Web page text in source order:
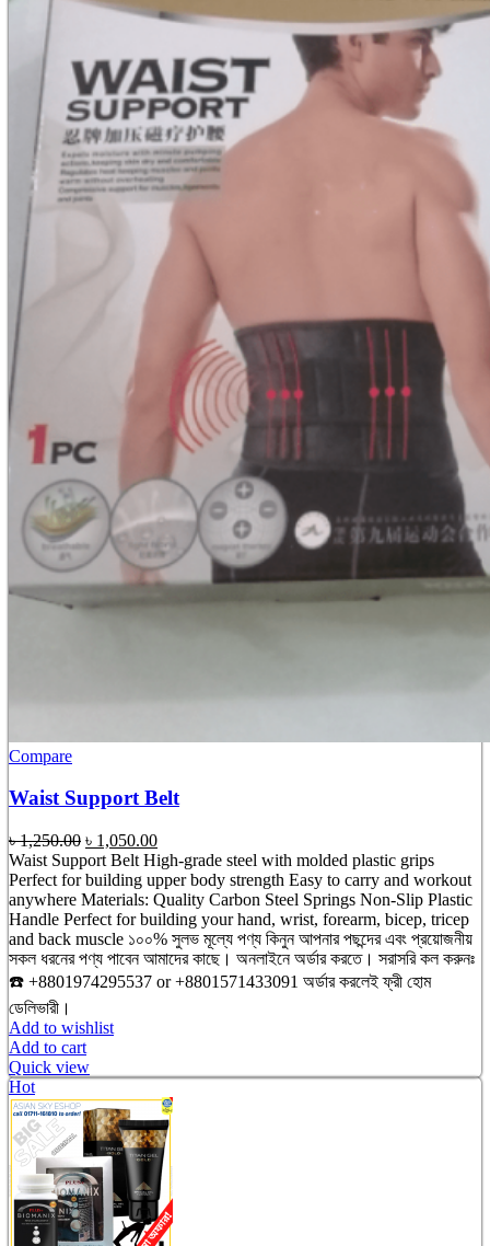
Compare
Waist Support Belt
৳1,250.00 Original
price
was:
৳ 1,250.00.
৳ 1,050.00Current
price
is:
৳ 1,050.00.
Waist Support Belt High-grade steel with molded plastic grips
Perfect for building upper body strength Easy to carry and workout
anywhere Materials: Quality Carbon Steel Springs Non-Slip Plastic
Handle Perfect for building your hand, wrist, forearm, bicep, tricep
and back muscle ১০০% সুলভ মূল্যে পণ্য কিনুন আপনার পছন্দের এবং প্রয়োজনীয়
সকল ধরনের পণ্য পাবেন আমাদের কাছে। অনলাইনে অর্ডার করতে। সরাসরি কল করুনঃ
☎️ +8801974295537 or +8801571433091 অর্ডার করলেই ফ্রী হোম
ডেলিভারী।
Add to wishlist
Add to cart
Quick view
Hot